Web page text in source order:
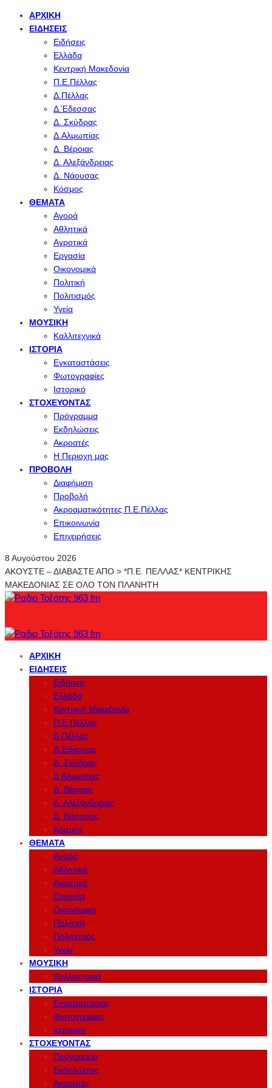
ΑΡΧΙΚΉ
ΕΙΔΉΣΕΙΣ
Ειδήσεις
Ελλάδα
Κεντρική Μακεδονία
Π.Ε.Πέλλας
Δ.Πέλλας
Δ.Έδεσσας
Δ. Σκύδρας
Δ.Αλμωπίας
Δ. Βέροιας
Δ. Αλεξάνδρειας
Δ. Νάουσας
Κόσμος
ΘΈΜΑΤΑ
Αγορά
Αθλητικά
Αγροτικά
Εργασία
Οικονομικά
Πολιτική
Πολιτισμός
Υγεία
ΜΟΥΣΙΚΉ
Καλλιτεχνικά
ΙΣΤΟΡΊΑ
Εγκαταστάσεις
Φωτογραφίες
Ιστορικό
ΣΤΟΧΕΎΟΝΤΑΣ
Πρόγραμμα
Εκδηλώσεις
Ακροατές
Η Περιοχη μας
ΠΡΟΒΟΛΉ
Διαφήμιση
Προβολή
Ακροαματικότητες Π.Ε.Πέλλας
Επικοινωνία
Επιχειρήσεις
8 Αυγούστου 2026
ΑΚΟΥΣΤΕ – ΔΙΑΒΑΣΤΕ ΑΠΟ > *Π.Ε. ΠΕΛΛΑΣ* ΚΕΝΤΡΙΚΗΣ
ΜΑΚΕΔΟΝΙΑΣ ΣΕ ΟΛΟ ΤΟΝ ΠΛΑΝΗΤΗ
ΑΡΧΙΚΉ
ΕΙΔΉΣΕΙΣ
Ειδήσεις
Ελλάδα
Κεντρική Μακεδονία
Π.Ε.Πέλλας
Δ.Πέλλας
Δ.Έδεσσας
Δ. Σκύδρας
Δ.Αλμωπίας
Δ. Βέροιας
Δ. Αλεξάνδρειας
Δ. Νάουσας
Κόσμος
ΘΈΜΑΤΑ
Αγορά
Αθλητικά
Αγροτικά
Εργασία
Οικονομικά
Πολιτική
Πολιτισμός
Υγεία
ΜΟΥΣΙΚΉ
Καλλιτεχνικά
ΙΣΤΟΡΊΑ
Εγκαταστάσεις
Φωτογραφίες
Ιστορικό
ΣΤΟΧΕΎΟΝΤΑΣ
Πρόγραμμα
Εκδηλώσεις
Ακροατές